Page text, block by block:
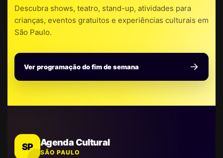
Descubra shows, teatro, stand-up, atividades para
crianças, eventos gratuitos e experiências culturais em
São Paulo.
Ver programação do fim de semana
SP Agenda Cultural
SÃO PAULO